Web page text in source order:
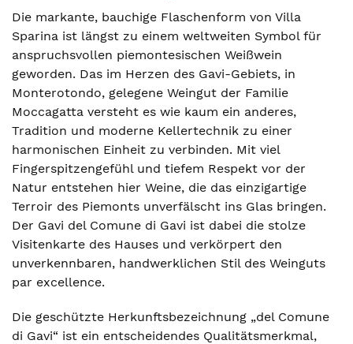
Die markante, bauchige Flaschenform von Villa
Sparina ist längst zu einem weltweiten Symbol für
anspruchsvollen piemontesischen Weißwein
geworden. Das im Herzen des Gavi-Gebiets, in
Monterotondo, gelegene Weingut der Familie
Moccagatta versteht es wie kaum ein anderes,
Tradition und moderne Kellertechnik zu einer
harmonischen Einheit zu verbinden. Mit viel
Fingerspitzengefühl und tiefem Respekt vor der
Natur entstehen hier Weine, die das einzigartige
Terroir des Piemonts unverfälscht ins Glas bringen.
Der Gavi del Comune di Gavi ist dabei die stolze
Visitenkarte des Hauses und verkörpert den
unverkennbaren, handwerklichen Stil des Weinguts
par excellence.
Die geschützte Herkunftsbezeichnung „del Comune
di Gavi“ ist ein entscheidendes Qualitätsmerkmal,